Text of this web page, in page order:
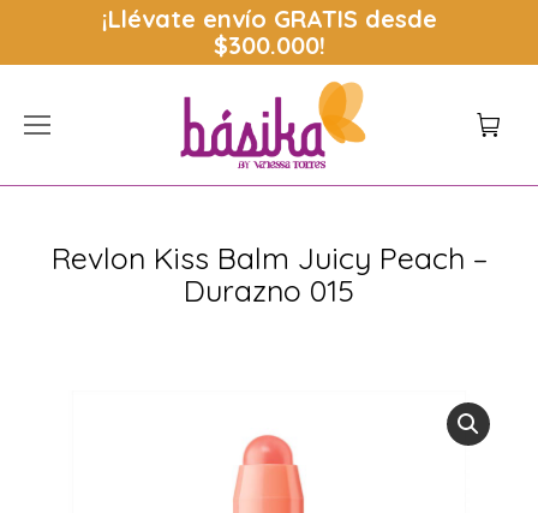
¡Llévate envío GRATIS desde
$300.000!
Revlon Kiss Balm Juicy Peach –
Durazno 015